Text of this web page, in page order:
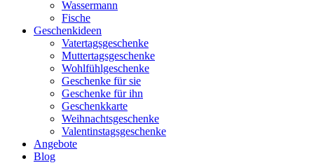
Wassermann
Fische
Geschenkideen
Vatertagsgeschenke
Muttertagsgeschenke
Wohlfühlgeschenke
Geschenke für sie
Geschenke für ihn
Geschenkkarte
Weihnachtsgeschenke
Valentinstagsgeschenke
Angebote
Blog